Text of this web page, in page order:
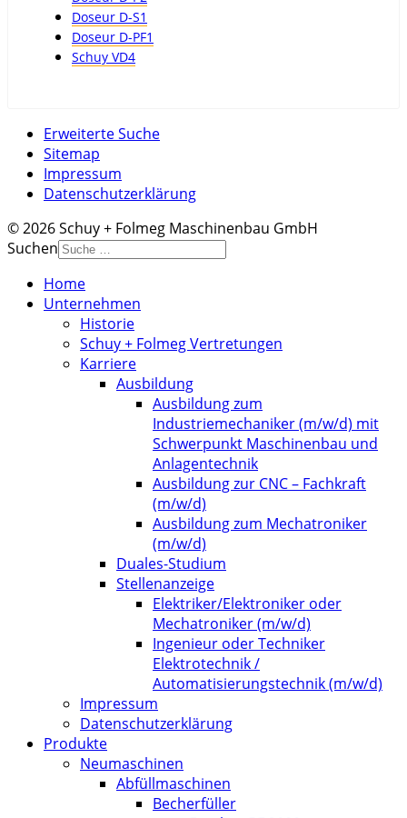
Doseur D-S1
Doseur D-PF1
Schuy VD4
Erweiterte Suche
Sitemap
Impressum
Datenschutzerklärung
© 2026 Schuy + Folmeg Maschinenbau GmbH
Suchen
Home
Unternehmen
Historie
Schuy + Folmeg Vertretungen
Karriere
Ausbildung
Ausbildung zum
Industriemechaniker (m/w/d) mit
Schwerpunkt Maschinenbau und
Anlagentechnik
Ausbildung zur CNC – Fachkraft
(m/w/d)
Ausbildung zum Mechatroniker
(m/w/d)
Duales-Studium
Stellenanzeige
Elektriker/Elektroniker oder
Mechatroniker (m/w/d)
Ingenieur oder Techniker
Elektrotechnik /
Automatisierungstechnik (m/w/d)
Impressum
Datenschutzerklärung
Produkte
Neumaschinen
Abfüllmaschinen
Becherfüller